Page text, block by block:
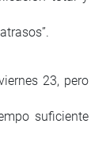
23, pero
suficiente